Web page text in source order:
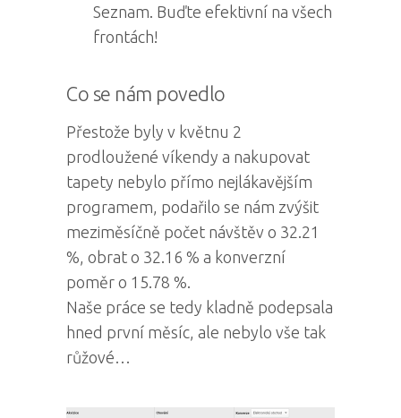
Seznam. Buďte efektivní na všech
frontách!
Co se nám povedlo
Přestože byly v květnu 2
prodloužené víkendy a nakupovat
tapety nebylo přímo nejlákavějším
programem, podařilo se nám zvýšit
meziměsíčně počet návštěv o 32.21
%, obrat o 32.16 % a konverzní
poměr o 15.78 %.
Naše práce se tedy kladně podepsala
hned první měsíc, ale nebylo vše tak
růžové…